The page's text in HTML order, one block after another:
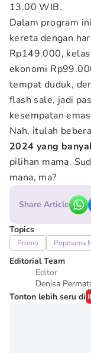
13.00 WIB.
Dalam program
kereta dengan
Rp149.000,
ekonomi
tempat duduk,
flash sale, jadi
kesempatan
Nah, itulah
2024 yang
pilihan mama.
mana, ma?
Share Article
Topics
Promo Popmama
Editorial Team
Editor
Denisa
Tonton lebih seru di